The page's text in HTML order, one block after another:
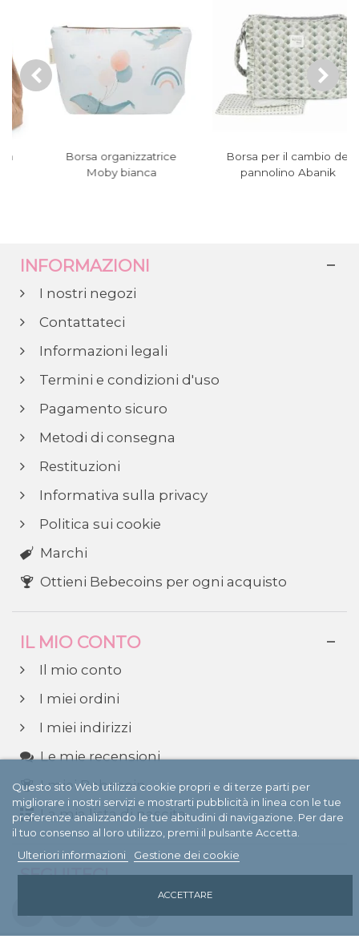
Borsa organizzatrice
Moby bianca
Borsa per il cambio del
pannolino Abanik
INFORMAZIONI
I nostri negozi
Contattateci
Informazioni legali
Termini e condizioni d'uso
Pagamento sicuro
Metodi di consegna
Restituzioni
Informativa sulla privacy
Politica sui cookie
Marchi
Ottieni Bebecoins per ogni acquisto
IL MIO CONTO
Il mio conto
I miei ordini
I miei indirizzi
Le mie recensioni
I miei Bebecoin
La mia lista di nascita
SEGUITECI
Questo sito Web utilizza cookie propri e di terze parti per
migliorare i nostri servizi e mostrarti pubblicità in linea con le tue
preferenze analizzando le tue abitudini di navigazione. Per dare
il tuo consenso al loro utilizzo, premi il pulsante Accetta.
Ulteriori informazioni
Gestione dei cookie
ACCETTARE